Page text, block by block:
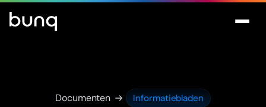
Documenten Informatiebladen